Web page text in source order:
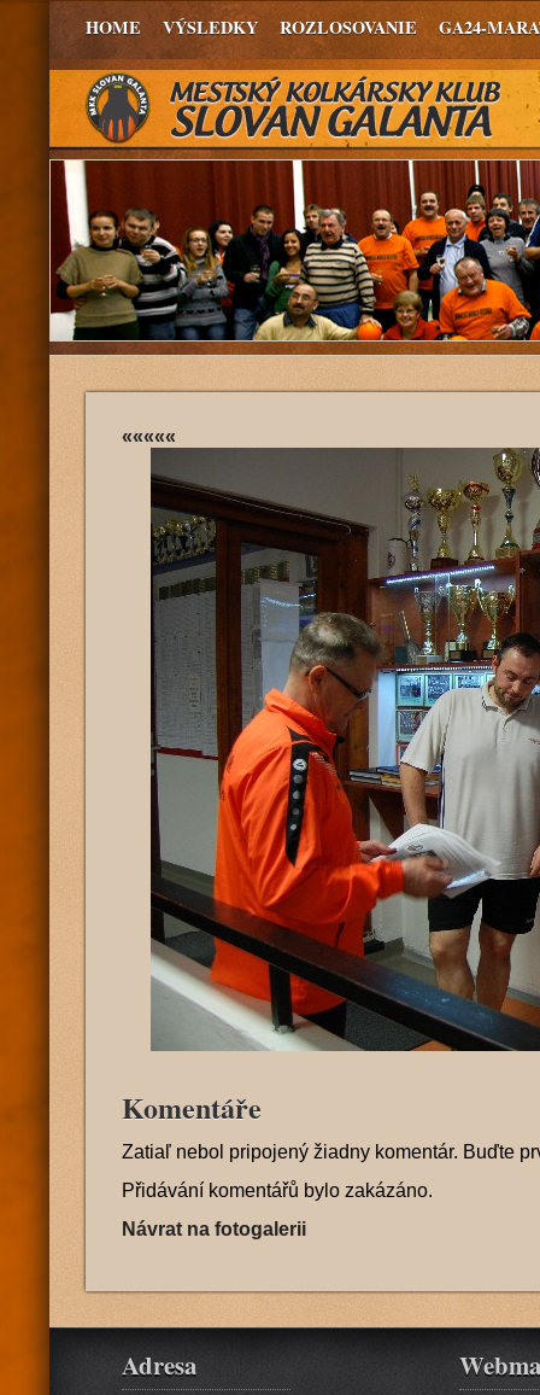
HOME VÝSLEDKY ROZLOSOVANIE GA24-
«««««
Komentáře
Zatiaľ nebol pripojený žiadny komentár. Buďte
Přidávání komentářů bylo zakázáno.
Návrat na fotogalerii
Adresa